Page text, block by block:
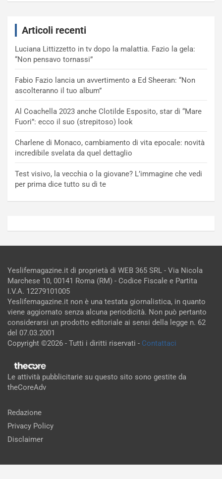
Articoli recenti
Luciana Littizzetto in tv dopo la malattia. Fazio la gela:
“Non pensavo tornassi”
Fabio Fazio lancia un avvertimento a Ed Sheeran: “Non
ascolteranno il tuo album”
Al Coachella 2023 anche Clotilde Esposito, star di “Mare
Fuori”: ecco il suo (strepitoso) look
Charlene di Monaco, cambiamento di vita epocale: novità
incredibile svelata da quel dettaglio
Test visivo, la vecchia o la giovane? L’immagine che vedi
per prima dice tutto su di te
Yeslifemagazine.it di proprietà di WEB 365 SRL - Via Nicola
Marchese 10, 00141 Roma (RM) - Codice Fiscale e Partita
I.V.A. 12279101005
Yeslifemagazine.it non è una testata giornalistica, in quanto
viene aggiornato senza alcuna periodicità. Non può pertanto
considerarsi un prodotto editoriale ai sensi della legge n. 62
del 07.03.2001
Copyright ©2026 - Tutti i diritti riservati - Contattaci
Le attività pubblicitarie su questo sito sono gestite da
theCoreAdv
Redazione
Privacy Policy
Disclaimer